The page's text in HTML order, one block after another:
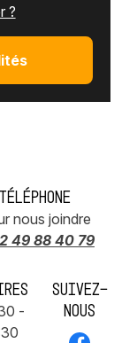
?
Téléphone
nous joindre
49 88 40 79
-
Suivez-
nous